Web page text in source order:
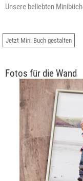
Unsere beliebten
Jetzt Mini Buch gestalten
Fotos für die Wand